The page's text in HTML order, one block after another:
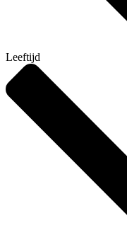
Leeftijd